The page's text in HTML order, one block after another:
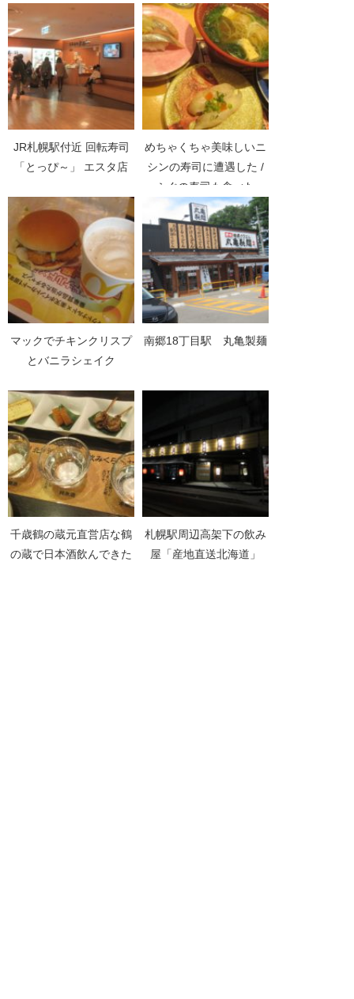
JR札幌駅付近 回転寿司
「とっぴ～」 エスタ店
めちゃくちゃ美味しいニ
シンの寿司に遭遇した /
ふぐの寿司も食べた
マックでチキンクリスプ
とバニラシェイク
南郷18丁目駅 丸亀製麺
千歳鶴の蔵元直営店な鶴
の蔵で日本酒飲んできた
札幌駅周辺高架下の飲み
屋「産地直送北海道」